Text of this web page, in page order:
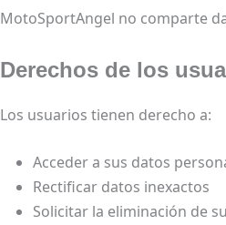
MotoSportAngel no comparte
Derechos de los
Los usuarios tienen derecho a:
Acceder a sus datos
Rectificar datos inexactos
Solicitar la eliminación de